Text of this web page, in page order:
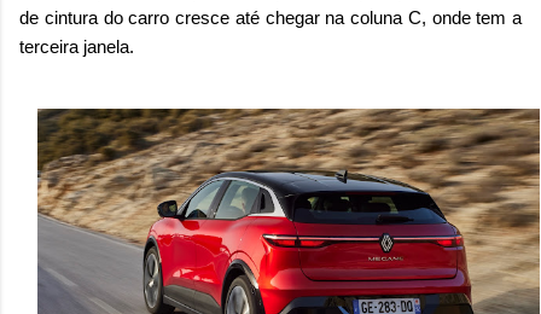
de cintura do carro cresce até chegar na coluna C, onde tem a
terceira janela.